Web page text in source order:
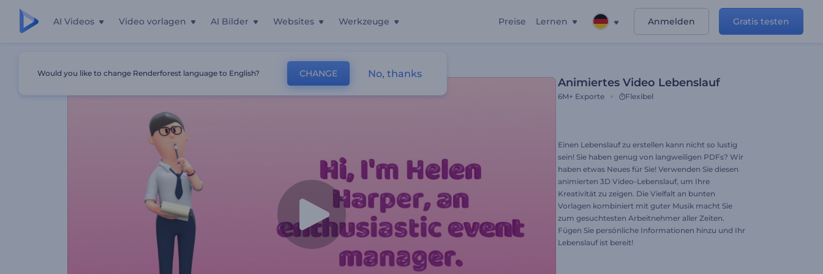
AI Videos Video vorlagen AI Bilder Websites Werkzeuge Preise Lernen Anmelden Gratis testen
Animiertes Video Lebenslauf
6M+ Exporte Flexibel
Einen Lebenslauf zu erstellen kann nicht so lustig
sein! Sie haben genug von langweiligen PDFs? Wir
haben etwas Neues für Sie! Verwenden Sie diesen
animierten 3D Video-Lebenslauf, um Ihre
Kreativität zu zeigen. Die Vielfalt an bunten
Vorlagen kombiniert mit guter Musik macht Sie
zum gesuchtesten Arbeitnehmer aller Zeiten.
Fügen Sie persönliche Informationen hinzu und Ihr
Lebenslauf ist bereit!
Would you like to change Renderforest language to English? CHANGE No, thanks